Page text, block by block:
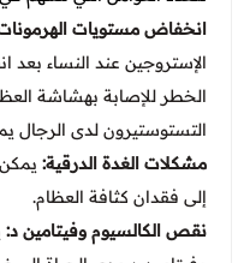
عروض الباطنة
عروض العظام
عروض الانف والاذن
عروض العلاج الطبيعي
انخفاض مستويات
الإستروجين عند النساء
الخطر للإصابة بهشاشة
التستوستيرون لدى
مشكلات الغدة الدرقية:يمكن
إلى فقدان كثافة العظام.
نقص الكالسيوم وفيتامين د: